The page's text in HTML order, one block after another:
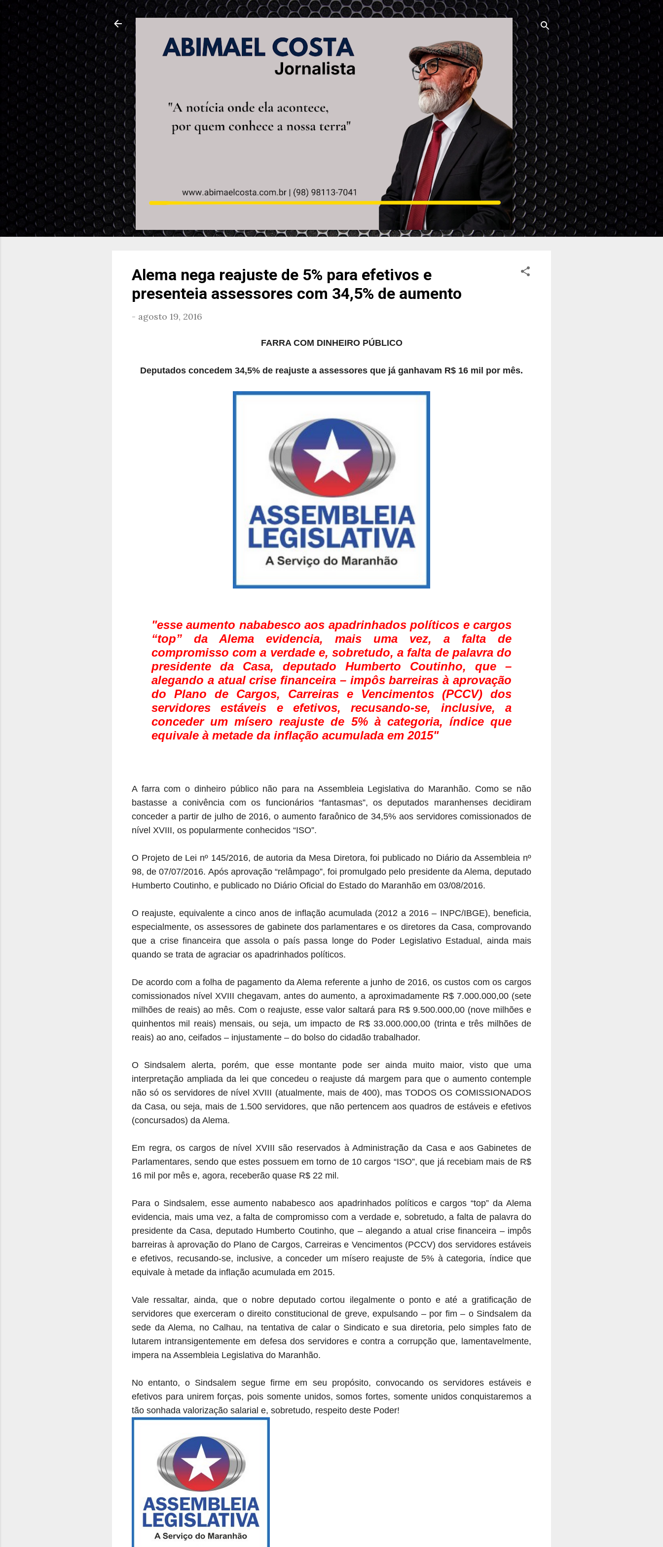
Pular para o conteúdo principal
Alema nega reajuste de 5% para efetivos e
presenteia assessores com 34,5% de aumento
- agosto 19, 2016
FARRA COM DINHEIRO PÚBLICO
Deputados concedem 34,5% de reajuste a assessores que já ganhavam R$ 16 mil por mês.
"esse aumento nababesco aos apadrinhados políticos e cargos
“top” da Alema evidencia, mais uma vez, a falta de
compromisso com a verdade e, sobretudo, a falta de palavra do
presidente da Casa, deputado Humberto Coutinho, que –
alegando a atual crise financeira – impôs barreiras à aprovação
do Plano de Cargos, Carreiras e Vencimentos (PCCV) dos
servidores estáveis e efetivos, recusando-se, inclusive, a
conceder um mísero reajuste de 5% à categoria, índice que
equivale à metade da inflação acumulada em 2015"
A farra com o dinheiro público não para na Assembleia Legislativa do Maranhão. Como se não
bastasse a conivência com os funcionários “fantasmas”, os deputados maranhenses decidiram
conceder a partir de julho de 2016, o aumento faraônico de 34,5% aos servidores comissionados de
nível XVIII, os popularmente conhecidos “ISO”.
O Projeto de Lei nº 145/2016, de autoria da Mesa Diretora, foi publicado no Diário da Assembleia nº
98, de 07/07/2016. Após aprovação “relâmpago”, foi promulgado pelo presidente da Alema, deputado
Humberto Coutinho, e publicado no Diário Oficial do Estado do Maranhão em 03/08/2016.
O reajuste, equivalente a cinco anos de inflação acumulada (2012 a 2016 – INPC/IBGE), beneficia,
especialmente, os assessores de gabinete dos parlamentares e os diretores da Casa, comprovando
que a crise financeira que assola o país passa longe do Poder Legislativo Estadual, ainda mais
quando se trata de agraciar os apadrinhados políticos.
De acordo com a folha de pagamento da Alema referente a junho de 2016, os custos com os cargos
comissionados nível XVIII chegavam, antes do aumento, a aproximadamente R$ 7.000.000,00 (sete
milhões de reais) ao mês. Com o reajuste, esse valor saltará para R$ 9.500.000,00 (nove milhões e
quinhentos mil reais) mensais, ou seja, um impacto de R$ 33.000.000,00 (trinta e três milhões de
reais) ao ano, ceifados – injustamente – do bolso do cidadão trabalhador.
O Sindsalem alerta, porém, que esse montante pode ser ainda muito maior, visto que uma
interpretação ampliada da lei que concedeu o reajuste dá margem para que o aumento contemple
não só os servidores de nível XVIII (atualmente, mais de 400), mas TODOS OS COMISSIONADOS
da Casa, ou seja, mais de 1.500 servidores, que não pertencem aos quadros de estáveis e efetivos
(concursados) da Alema.
Em regra, os cargos de nível XVIII são reservados à Administração da Casa e aos Gabinetes de
Parlamentares, sendo que estes possuem em torno de 10 cargos “ISO”, que já recebiam mais de R$
16 mil por mês e, agora, receberão quase R$ 22 mil.
Para o Sindsalem, esse aumento nababesco aos apadrinhados políticos e cargos “top” da Alema
evidencia, mais uma vez, a falta de compromisso com a verdade e, sobretudo, a falta de palavra do
presidente da Casa, deputado Humberto Coutinho, que – alegando a atual crise financeira – impôs
barreiras à aprovação do Plano de Cargos, Carreiras e Vencimentos (PCCV) dos servidores estáveis
e efetivos, recusando-se, inclusive, a conceder um mísero reajuste de 5% à categoria, índice que
equivale à metade da inflação acumulada em 2015.
Vale ressaltar, ainda, que o nobre deputado cortou ilegalmente o ponto e até a gratificação de
servidores que exerceram o direito constitucional de greve, expulsando – por fim – o Sindsalem da
sede da Alema, no Calhau, na tentativa de calar o Sindicato e sua diretoria, pelo simples fato de
lutarem intransigentemente em defesa dos servidores e contra a corrupção que, lamentavelmente,
impera na Assembleia Legislativa do Maranhão.
No entanto, o Sindsalem segue firme em seu propósito, convocando os servidores estáveis e
efetivos para unirem forças, pois somente unidos, somos fortes, somente unidos conquistaremos a
tão sonhada valorização salarial e, sobretudo, respeito deste Poder!